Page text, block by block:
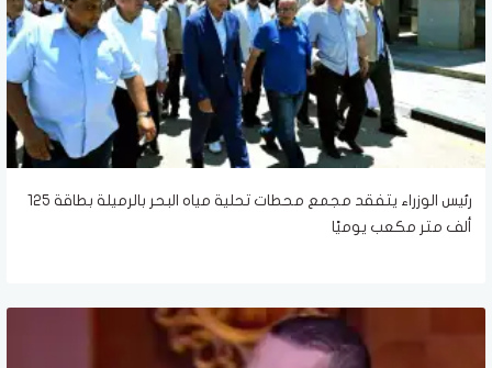
رئيس الوزراء يتفقد مجمع محطات تحلية مياه البحر بالرميلة بطاقة 125
ألف متر مكعب يوميًا